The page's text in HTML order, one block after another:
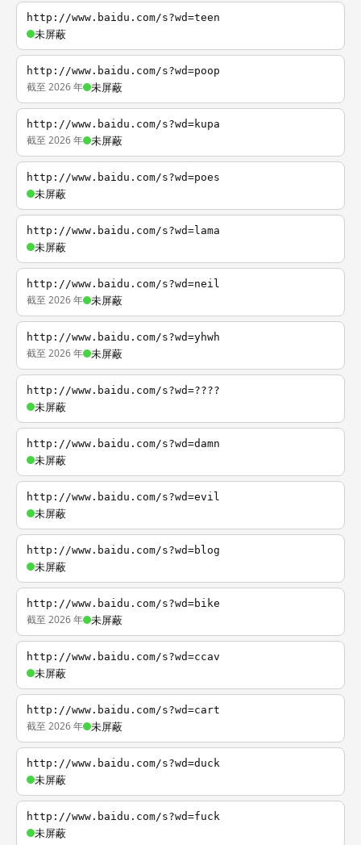
http://www.baidu.com/s?wd=teen
未屏蔽
http://www.baidu.com/s?wd=poop
截至 2026 年 未屏蔽
http://www.baidu.com/s?wd=kupa
截至 2026 年 未屏蔽
http://www.baidu.com/s?wd=poes
未屏蔽
http://www.baidu.com/s?wd=lama
未屏蔽
http://www.baidu.com/s?wd=neil
截至 2026 年 未屏蔽
http://www.baidu.com/s?wd=yhwh
截至 2026 年 未屏蔽
http://www.baidu.com/s?wd=????
未屏蔽
http://www.baidu.com/s?wd=damn
未屏蔽
http://www.baidu.com/s?wd=evil
未屏蔽
http://www.baidu.com/s?wd=blog
未屏蔽
http://www.baidu.com/s?wd=bike
截至 2026 年 未屏蔽
http://www.baidu.com/s?wd=ccav
未屏蔽
http://www.baidu.com/s?wd=cart
截至 2026 年 未屏蔽
http://www.baidu.com/s?wd=duck
未屏蔽
http://www.baidu.com/s?wd=fuck
未屏蔽